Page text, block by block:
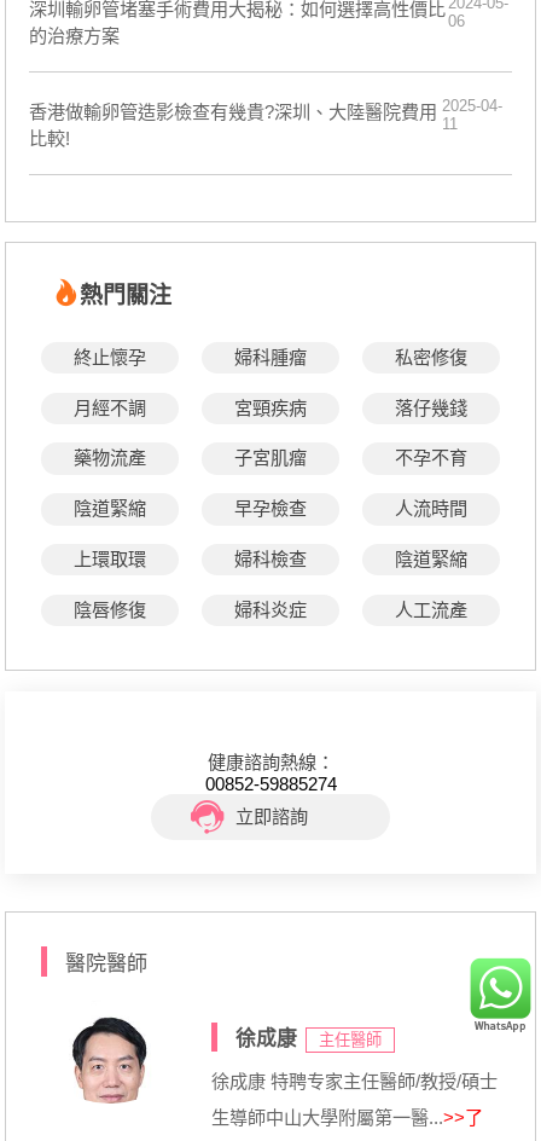
深圳輸卵管堵塞手術費用大揭秘：如何選擇高性價比
的治療方案
06
香港做輸卵管造影檢查有幾貴?深圳、大陸醫院費用
比較!
2025-04-
11
熱門關注
終止懷孕 婦科腫瘤 私密修復
月經不調 宮頸疾病 落仔幾錢
藥物流產 子宮肌瘤 不孕不育
陰道緊縮 早孕檢查 人流時間
上環取環 婦科檢查 陰道緊縮
陰唇修復 婦科炎症 人工流產
健康諮詢熱線：
00852-59885274
立即諮詢
醫院醫師
徐成康 主任醫師
徐成康 特聘专家主任醫師/教授/碩士
生導師中山大學附屬第一醫...>>了